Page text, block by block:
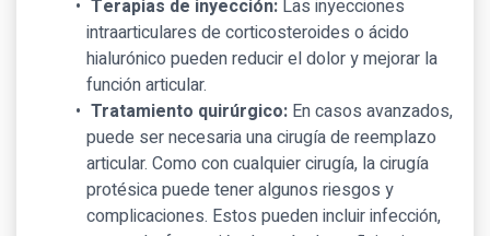
Terapias de inyección:Las inyecciones
intraarticulares de corticosteroides o ácido
hialurónico pueden reducir el dolor y mejorar la
función articular.
Tratamiento quirúrgico:En casos avanzados,
puede ser necesaria una cirugía de reemplazo
articular. Como con cualquier cirugía, la cirugía
protésica puede tener algunos riesgos y
complicaciones. Estos pueden incluir infección,